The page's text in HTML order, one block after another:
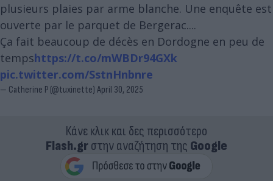
plusieurs plaies par arme blanche. Une enquête est
ouverte par le parquet de Bergerac....
Ça fait beaucoup de décès en Dordogne en peu de
tempshttps://t.co/mWBDr94GXk
pic.twitter.com/SstnHnbnre
— Catherine P (@tuxinette) April 30, 2025
Κάνε κλικ και δες περισσότερο
Flash.grστην αναζήτηση της Google